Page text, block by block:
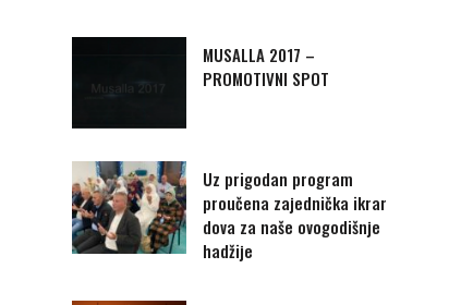
MUSALLA 2017 –
PROMOTIVNI SPOT
Uz prigodan program
proučena zajednička ikrar
dova za naše ovogodišnje
hadžije